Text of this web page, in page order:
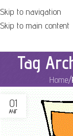
Skip to navigation
Skip to main content
Tag
Home/
01
ΑΥΓ